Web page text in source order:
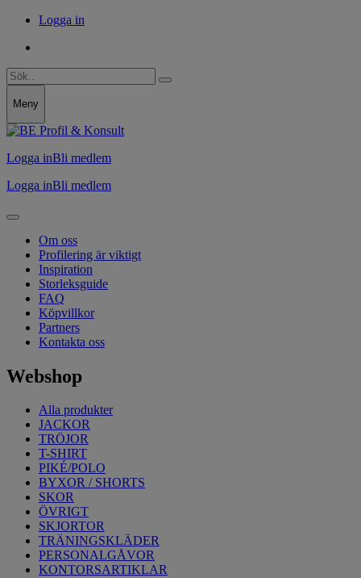
Logga in
Meny
Logga inBli medlem
Logga inBli medlem
Om oss
Profilering är viktigt
Inspiration
Storleksguide
FAQ
Köpvillkor
Partners
Kontakta oss
Webshop
Alla produkter
JACKOR
TRÖJOR
T-SHIRT
PIKÉ/POLO
BYXOR / SHORTS
SKOR
ÖVRIGT
SKJORTOR
TRÄNINGSKLÄDER
PERSONALGÅVOR
KONTORSARTIKLAR